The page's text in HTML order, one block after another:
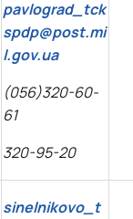
pavlograd_tck
spdp@post.mi
l.gov.ua
(056)320-60-
61
320-95-20
sinelnikovo_t